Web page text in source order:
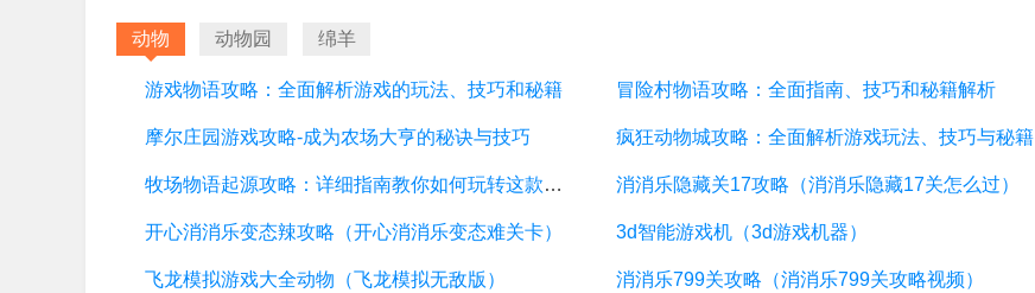
动物 动物园 绵羊
游戏物语攻略：全面解析游戏的玩法、技巧和秘籍 冒险村物语攻略：全面指南、技巧和秘籍解析
摩尔庄园游戏攻略-成为农场大亨的秘诀与技巧 疯狂动物城攻略：全面解析游戏玩法、技巧与秘籍
牧场物语起源攻略：详细指南教你如何玩转这款游戏 消消乐隐藏关17攻略（消消乐隐藏17关怎么过）
开心消消乐变态辣攻略（开心消消乐变态难关卡） 3d智能游戏机（3d游戏机器）
飞龙模拟游戏大全动物（飞龙模拟无敌版） 消消乐799关攻略（消消乐799关攻略视频）